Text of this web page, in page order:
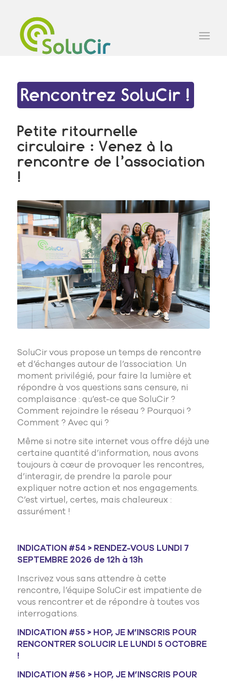
Rencontrez SoluCir !
Petite ritournelle
circulaire : Venez à la
rencontre de l’association
!
SoluCir vous propose un temps de rencontre
et d’échanges autour de l’association. Un
moment privilégié, pour faire la lumière et
répondre à vos questions sans censure, ni
complaisance : qu’est-ce que SoluCir ?
Comment rejoindre le réseau ? Pourquoi ?
Comment ? Avec qui ?
Même si notre site internet vous offre déjà une
certaine quantité d’information, nous avons
toujours à cœur de provoquer les rencontres,
d’interagir, de prendre la parole pour
expliquer notre action et nos engagements.
C’est virtuel, certes, mais chaleureux :
assurément !
INDICATION #54 > RENDEZ-VOUS LUNDI 7
SEPTEMBRE 2026 de 12h à 13h
Inscrivez vous sans attendre à cette
rencontre, l’équipe SoluCir est impatiente de
vous rencontrer et de répondre à toutes vos
interrogations.
INDICATION #55 > HOP, JE M’INSCRIS POUR
RENCONTRER SOLUCIR LE LUNDI 5 OCTOBRE
!
INDICATION #56 > HOP, JE M’INSCRIS POUR